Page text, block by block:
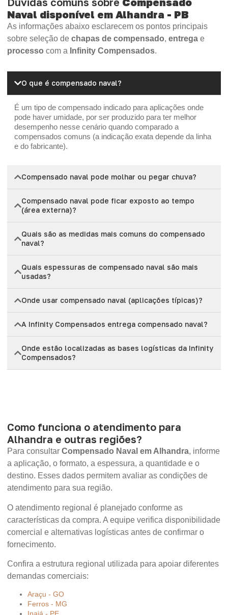
Naval disponível em Alhandra - PB
As informações abaixo esclarecem os pontos principais
sobre seleção de chapas de compensado, entrega e
processo com a Infinity Compensados.
O que é compensado naval?
É um tipo de compensado indicado para aplicações onde
pode haver umidade, por ser produzido para ter melhor
desempenho nesse cenário quando comparado a
compensados comuns (a indicação exata depende da linha
e do fabricante).
Compensado naval pode molhar ou pegar chuva?
Compensado naval pode ficar exposto ao tempo
(área externa)?
Quais são as medidas mais comuns do compensado
naval?
Quais espessuras de compensado naval são mais
usadas?
Onde usar compensado naval (aplicações típicas)?
A Infinity Compensados entrega compensado naval?
Onde estão localizadas as bases logísticas da Infinity
Compensados?
Como funciona o atendimento para
Alhandra e outras regiões?
Para consultar Compensado Naval em Alhandra, informe
a aplicação, o formato, a espessura, a quantidade e o
destino. Esses dados permitem avaliar as condições de
atendimento para sua região.
O atendimento regional é planejado conforme as
características da compra. A equipe verifica disponibilidade
comercial e alternativas logísticas antes de confirmar o
fornecimento.
Confira a estrutura regional utilizada para apoiar diferentes
demandas comerciais:
Araçu - GO
Ferros - MG